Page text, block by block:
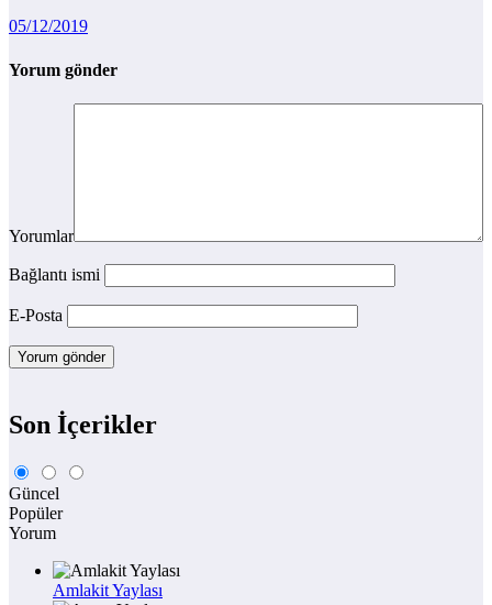
05/12/2019
Yorum gönder
Yorumlar
Bağlantı ismi
E-Posta
Son İçerikler
Güncel
Popüler
Yorum
Amlakit Yaylası